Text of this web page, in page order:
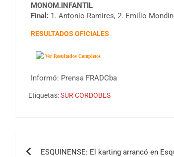
MONOM.INFANTIL
Final: 1. Antonio Ramires, 2. Emilio
RESULTADOS OFICIALES
Ver Resultados Completos
Informó: Prensa FRADCba
Etiquetas:SUR CORDOBES
ESQUINENSE: El karting arrancó en